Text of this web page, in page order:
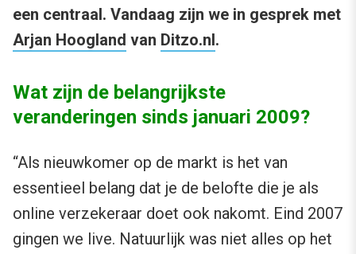
een centraal. Vandaag zijn we in gesprek met
Arjan Hoogland van Ditzo.nl.
Wat zijn de belangrijkste
veranderingen sinds januari 2009?
“Als nieuwkomer op de markt is het van
essentieel belang dat je de belofte die je als
online verzekeraar doet ook nakomt. Eind 2007
gingen we live. Natuurlijk was niet alles op het